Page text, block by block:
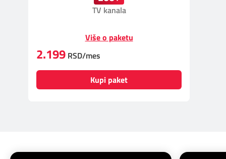
TV kanala
Više o paketu
2.199 RSD/mes
Kupi paket